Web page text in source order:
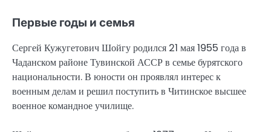
Первые годы и семья
Сергей Кужугетович Шойгу родился 21 мая 1955 года в
Чаданском районе Тувинской АССР в семье бурятского
национальности. В юности он проявлял интерес к
военным делам и решил поступить в Читинское высшее
военное командное училище.